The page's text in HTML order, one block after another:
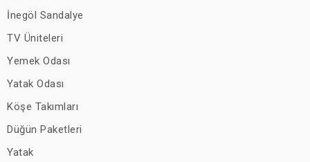
İnegöl Sandalye
TV Üniteleri
Yemek Odası
Yatak Odası
Köşe Takımları
Düğün Paketleri
Yatak